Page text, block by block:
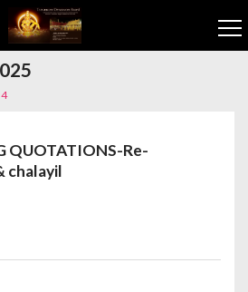
4
QUOTATIONS-Re-
chalayil